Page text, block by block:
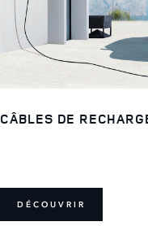
CÂBLES DE
DÉCOUVRIR